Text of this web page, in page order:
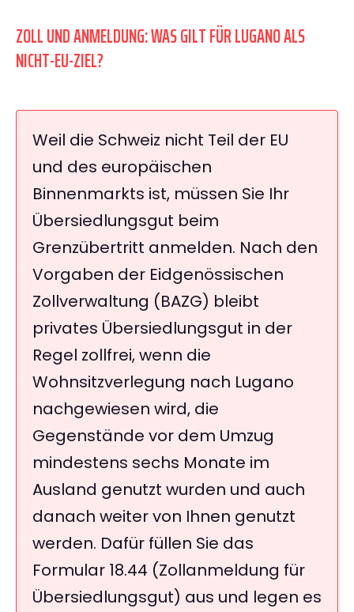
ZOLL UND ANMELDUNG: WAS GILT FÜR LUGANO ALS
NICHT-EU-ZIEL?
Weil die Schweiz nicht Teil der EU
und des europäischen
Binnenmarkts ist, müssen Sie Ihr
Übersiedlungsgut beim
Grenzübertritt anmelden. Nach den
Vorgaben der Eidgenössischen
Zollverwaltung (BAZG) bleibt
privates Übersiedlungsgut in der
Regel zollfrei, wenn die
Wohnsitzverlegung nach Lugano
nachgewiesen wird, die
Gegenstände vor dem Umzug
mindestens sechs Monate im
Ausland genutzt wurden und auch
danach weiter von Ihnen genutzt
werden. Dafür füllen Sie das
Formular 18.44 (Zollanmeldung für
Übersiedlungsgut) aus und legen es